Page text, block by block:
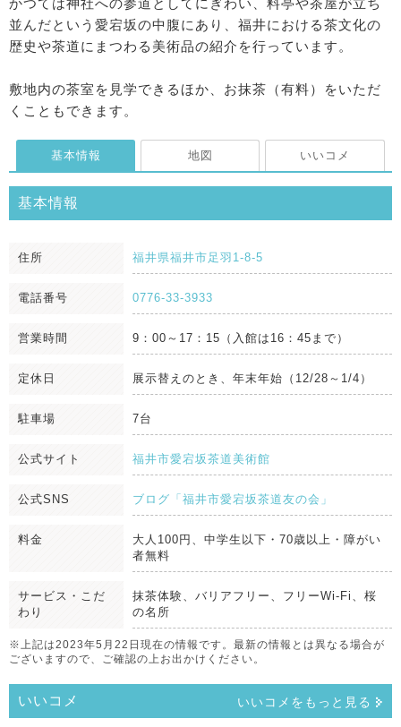
かつては神社への参道としてにぎわい、料亭や茶屋が立ち
並んだという愛宕坂の中腹にあり、福井における茶文化の
歴史や茶道にまつわる美術品の紹介を行っています。
敷地内の茶室を見学できるほか、お抹茶（有料）をいただ
くこともできます。
基本情報 地図 いいコメ
基本情報
住所 福井県福井市足羽1-8-5
電話番号 0776-33-3933
営業時間 9：00～17：15（入館は16：45まで）
定休日 展示替えのとき、年末年始（12/28～1/4）
駐車場 7台
公式サイト 福井市愛宕坂茶道美術館
公式SNS ブログ「福井市愛宕坂茶道友の会」
料金
大人100円、中学生以下・70歳以上・障がい
者無料
サービス・こだ
わり
抹茶体験、バリアフリー、フリーWi-Fi、桜
の名所
※上記は2023年5月22日現在の情報です。最新の情報とは異なる場合が
ございますので、ご確認の上お出かけください。
いいコメ いいコメをもっと見る